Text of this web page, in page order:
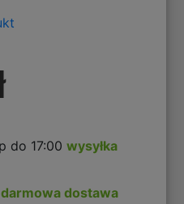
do 17:00wysyłka
darmowa dostawa